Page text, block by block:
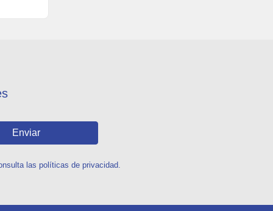
Enviar
las políticas de privacidad.